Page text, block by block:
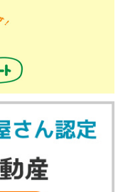
）
しては、2026年1月6